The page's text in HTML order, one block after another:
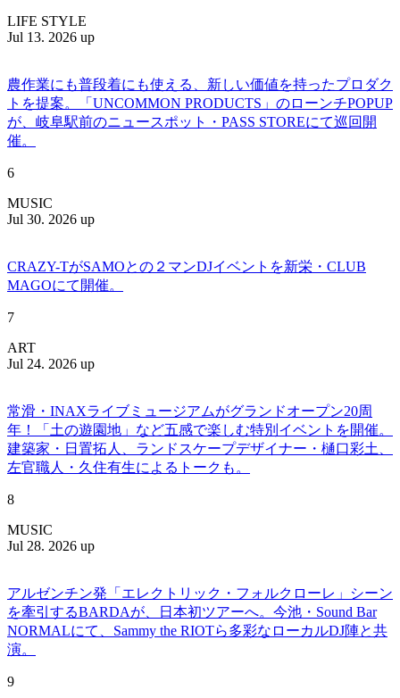
LIFE STYLE
Jul 13. 2026 up
農作業にも普段着にも使える、新しい価値を持ったプロダク
トを提案。「UNCOMMON PRODUCTS」のローンチPOPUP
が、岐阜駅前のニュースポット・PASS STOREにて巡回開
催。
6
MUSIC
Jul 30. 2026 up
CRAZY-TがSAMOとの２マンDJイベントを新栄・CLUB
MAGOにて開催。
7
ART
Jul 24. 2026 up
常滑・INAXライブミュージアムがグランドオープン20周
年！「土の遊園地」など五感で楽しむ特別イベントを開催。
建築家・日置拓人、ランドスケープデザイナー・樋口彩土、
左官職人・久住有生によるトークも。
8
MUSIC
Jul 28. 2026 up
アルゼンチン発「エレクトリック・フォルクローレ」シーン
を牽引するBARDAが、日本初ツアーへ。今池・Sound Bar
NORMALにて、Sammy the RIOTら多彩なローカルDJ陣と共
演。
9